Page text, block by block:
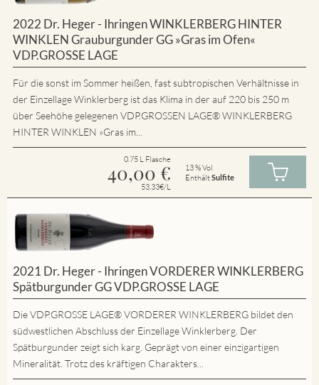
2022 Dr. Heger - Ihringen WINKLERBERG HINTER
WINKLEN Grauburgunder GG »Gras im Ofen«
VDP.GROSSE LAGE
Für die sonst im Sommer heißen, fast subtropischen Verhältnisse in
der Einzellage Winklerberg ist das Klima in der auf 220 bis 250 m
über Seehöhe gelegenen VDP.GROSSEN LAGE® WINKLERBERG
HINTER WINKLEN »Gras im...
0.75 L Flasche
40,00 €
53.33€/L
13 % Vol
EnthältSulfite
2021 Dr. Heger - Ihringen VORDERER WINKLERBERG
Spätburgunder GG VDP.GROSSE LAGE
Die VDP.GROSSE LAGE® VORDERER WINKLERBERG bildet den
südwestlichen Abschluss der Einzellage Winklerberg. Der
Spätburgunder zeigt sich karg. Geprägt von einer einzigartigen
Mineralität. Trotz des kräftigen Charakters...